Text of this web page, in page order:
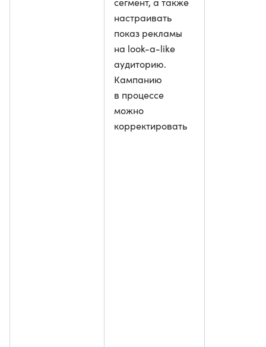
настраивать
показ рекламы
на look-a-like
аудиторию.
Кампанию
в процессе
можно
корректировать